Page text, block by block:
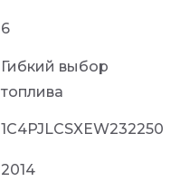
6
Гибкий выбор
топлива
1C4PJLCSXEW232250
2014